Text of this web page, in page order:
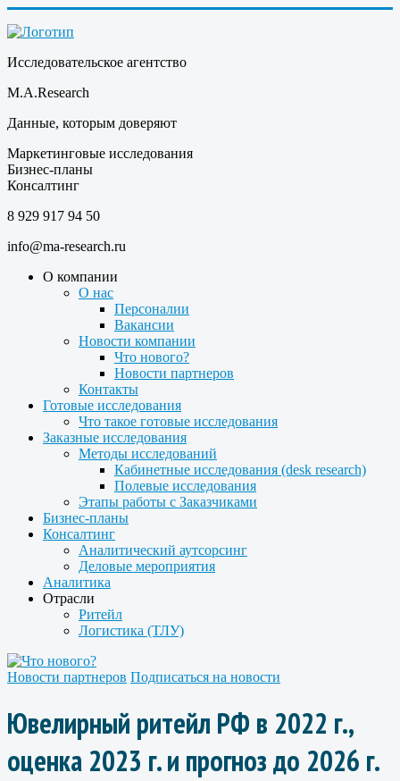
Исследовательское агентство
M.A.Research
Данные, которым доверяют
Маркетинговые исследования
Бизнес-планы
Консалтинг
8 929 917 94 50
info@ma-research.ru
О компании
О нас
Персоналии
Вакансии
Новости компании
Что нового?
Новости партнеров
Контакты
Готовые исследования
Что такое готовые исследования
Заказные исследования
Методы исследований
Кабинетные исследования (desk research)
Полевые исследования
Этапы работы с Заказчиками
Бизнес-планы
Консалтинг
Аналитический аутсорсинг
Деловые мероприятия
Аналитика
Отрасли
Ритейл
Логистика (ТЛУ)
Новости партнеров Подписаться на новости
Ювелирный ритейл РФ в 2022 г.,
оценка 2023 г. и прогноз до 2026 г.